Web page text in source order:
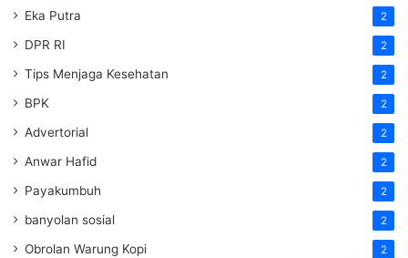
Eka Putra 2
DPR RI 2
Tips Menjaga Kesehatan 2
BPK 2
Advertorial 2
Anwar Hafid 2
Payakumbuh 2
banyolan sosial 2
Obrolan Warung Kopi 2